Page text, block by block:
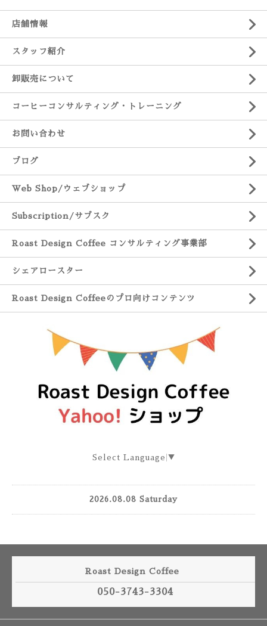
店舗情報
スタッフ紹介
卸販売について
コーヒーコンサルティング・トレーニング
お問い合わせ
ブログ
Web Shop/ウェブショップ
Subscription/サブスク
Roast Design Coffee コンサルティング事業部
シェアロースター
Roast Design Coffeeのプロ向けコンテンツ
Select Language ▼
2026.08.08 Saturday
Roast Design Coffee
050-3743-3304